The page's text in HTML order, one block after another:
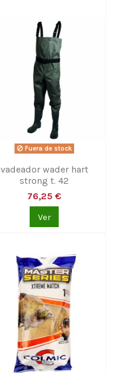
Fuera de stock
vadeador wader hart
strong t. 42
76,25 €
Ver